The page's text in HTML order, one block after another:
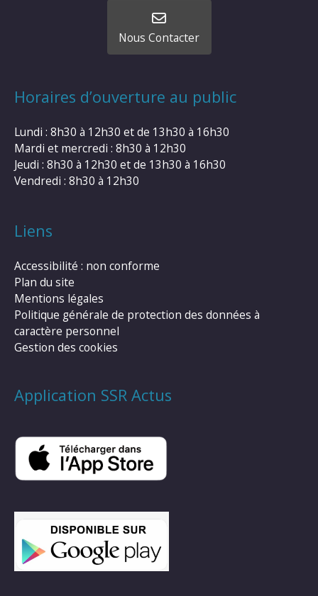
Nous Contacter
Horaires d’ouverture au public
Lundi : 8h30 à 12h30 et de 13h30 à 16h30
Mardi et mercredi : 8h30 à 12h30
Jeudi : 8h30 à 12h30 et de 13h30 à 16h30
Vendredi : 8h30 à 12h30
Liens
Accessibilité : non conforme
Plan du site
Mentions légales
Politique générale de protection des données à
caractère personnel
Gestion des cookies
Application SSR Actus